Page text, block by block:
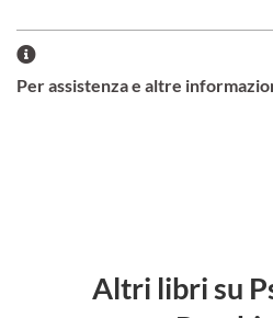
Per assistenza e altre
Altri libri su